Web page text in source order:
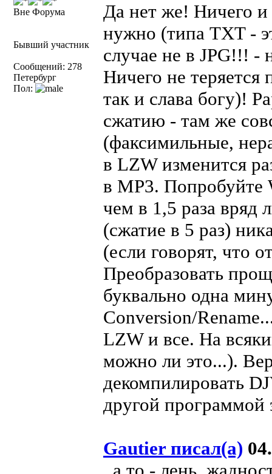
Вне Форума
Бывший участник
Сообщений: 278
Петербург
Пол:
Да нет же! Ничего
нужно (типа TXT -
случае не в JPG!!! -
Ничего не
так и слава богу)!
сжатию - там же
(факсимильные,
в LZW изменится
в MP3.
чем в 1,5 раза вряд
(сжатие в 5 раз)
(если говорят, что
Преобразовать
буквально одна
Conversion/
LZW и все. На
можно ли это...).
декомпилировать
другой программой
Gautier писал(а)